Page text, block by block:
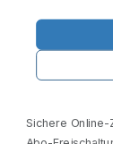
Sichere Online-